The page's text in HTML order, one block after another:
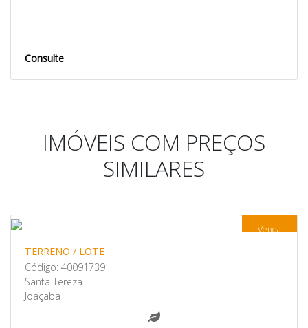
Consulte
IMÓVEIS COM PREÇOS
SIMILARES
Venda
TERRENO / LOTE
Código: 40091739
Santa Tereza
Joaçaba